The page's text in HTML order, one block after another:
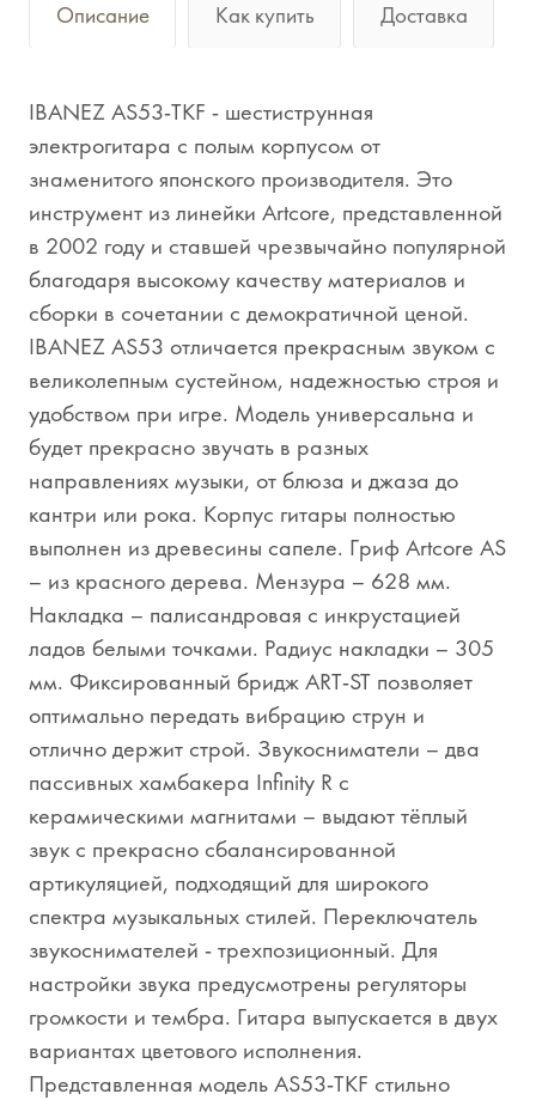
Описание Как купить Доставка
IBANEZ AS53-TKF - шестиструнная
электрогитара с полым корпусом от
знаменитого японского производителя. Это
инструмент из линейки Artcore, представленной
в 2002 году и ставшей чрезвычайно популярной
благодаря высокому качеству материалов и
сборки в сочетании с демократичной ценой.
IBANEZ AS53 отличается прекрасным звуком с
великолепным сустейном, надежностью строя и
удобством при игре. Модель универсальна и
будет прекрасно звучать в разных
направлениях музыки, от блюза и джаза до
кантри или рока. Корпус гитары полностью
выполнен из древесины сапеле. Гриф Artcore AS
– из красного дерева. Мензура – 628 мм.
Накладка – палисандровая с инкрустацией
ладов белыми точками. Радиус накладки – 305
мм. Фиксированный бридж ART-ST позволяет
оптимально передать вибрацию струн и
отлично держит строй. Звукосниматели – два
пассивных хамбакера Infinity R с
керамическими магнитами – выдают тёплый
звук с прекрасно сбалансированной
артикуляцией, подходящий для широкого
спектра музыкальных стилей. Переключатель
звукоснимателей - трехпозиционный. Для
настройки звука предусмотрены регуляторы
громкости и тембра. Гитара выпускается в двух
вариантах цветового исполнения.
Представленная модель AS53-TKF стильно